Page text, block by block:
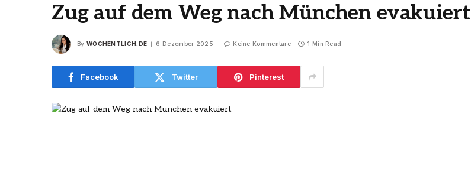
Zug auf dem Weg nach München evakuiert
By WOCHENTLICH.DE 6 Dezember 2025 Keine Kommentare 1 Min Read
Facebook Twitter Pinterest